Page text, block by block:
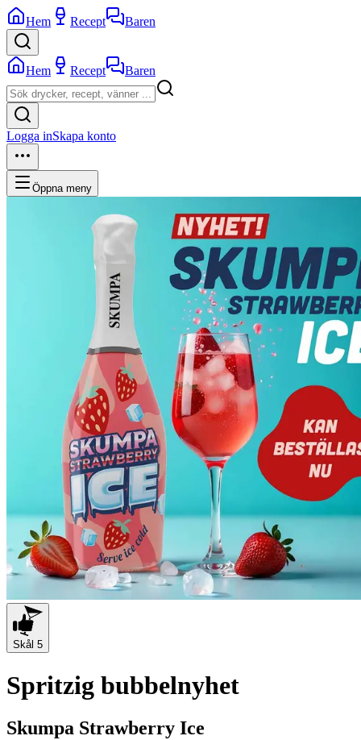
Hem Recept Baren
Hem Recept Baren
Logga inSkapa konto
Öppna meny
Skål 5
Spritzig bubbelnyhet
Skumpa Strawberry Ice